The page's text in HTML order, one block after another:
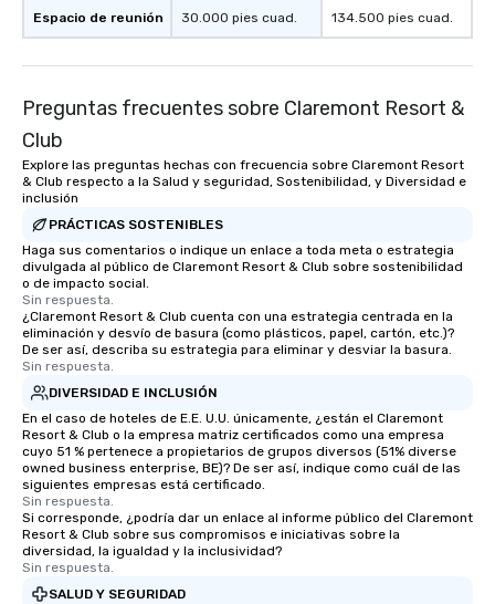
Espacio de reunión 30.000 pies cuad. 134.500 pies cuad.
Preguntas frecuentes sobre Claremont Resort &
Club
Explore las preguntas hechas con frecuencia sobre Claremont Resort
& Club respecto a la Salud y seguridad, Sostenibilidad, y Diversidad e
inclusión
PRÁCTICAS SOSTENIBLES
Haga sus comentarios o indique un enlace a toda meta o estrategia
divulgada al público de Claremont Resort & Club sobre sostenibilidad
o de impacto social.
Sin respuesta.
¿Claremont Resort & Club cuenta con una estrategia centrada en la
eliminación y desvío de basura (como plásticos, papel, cartón, etc.)?
De ser así, describa su estrategia para eliminar y desviar la basura.
Sin respuesta.
DIVERSIDAD E INCLUSIÓN
En el caso de hoteles de E.E. U.U. únicamente, ¿están el Claremont
Resort & Club o la empresa matriz certificados como una empresa
cuyo 51 % pertenece a propietarios de grupos diversos (51% diverse
owned business enterprise, BE)? De ser así, indique como cuál de las
siguientes empresas está certificado.
Sin respuesta.
Si corresponde, ¿podría dar un enlace al informe público del Claremont
Resort & Club sobre sus compromisos e iniciativas sobre la
diversidad, la igualdad y la inclusividad?
Sin respuesta.
SALUD Y SEGURIDAD